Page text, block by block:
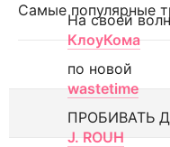
Самые популярные
На своей
КлоуКома
по новой
wastetime
ПРОБИВАТЬ
J. ROUH